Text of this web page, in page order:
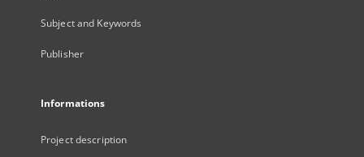
Subject and Keywords
Publisher
Informations
Project description